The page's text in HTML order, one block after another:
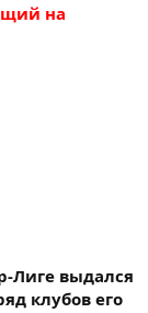
на
Лиге выдался
клубов его